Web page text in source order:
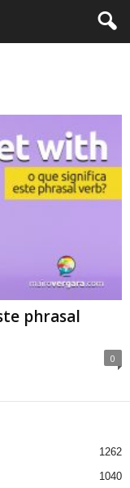
phrasal
0
1262
1040